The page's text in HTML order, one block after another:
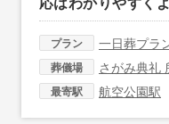
プラン 一日葬プラ
葬儀場 さがみ典礼
最寄駅 航空公園駅